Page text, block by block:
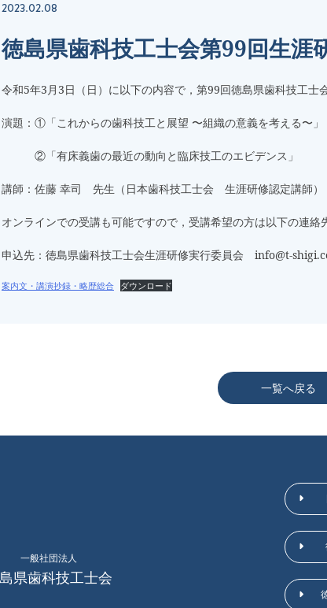
2023.02.08
徳島県歯科技工士会第99回生涯
令和5年3月3日（日）に以下の内容で，第99回徳島県歯科技工士
演題：①「これからの歯科技工と展望 〜組織の意義を考える〜」
②「有床義歯の最近の動向と臨床技工のエビデンス」
講師：佐藤 幸司 先生（日本歯科技工士会 生涯研修認定講師）
オンラインでの受講も可能ですので，受講希望の方は以下の連絡
申込先：徳島県歯科技工士会生涯研修実行委員会 info@t-
案内文・講演抄録・略歴総合 ダウンロード
一覧へ戻る
一般社団法人
県歯科技工士会